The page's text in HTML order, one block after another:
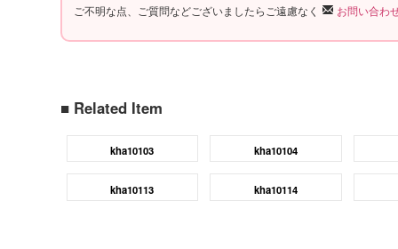
ご不明な点、ご質問などございましたらご遠慮なく
お問い合わ
■ Related Item
kha10103 kha10104
kha10113 kha10114